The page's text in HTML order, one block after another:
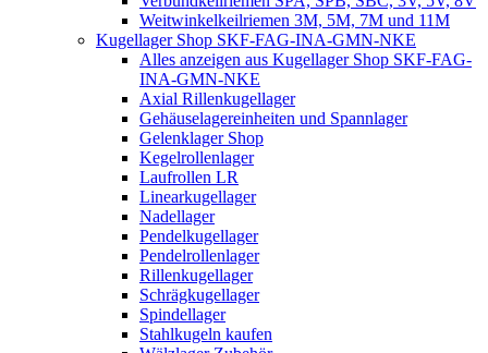
Weitwinkelkeilriemen 3M, 5M, 7M und 11M
Kugellager Shop SKF-FAG-INA-GMN-NKE
Alles anzeigen aus Kugellager Shop SKF-FAG-
INA-GMN-NKE
Axial Rillenkugellager
Gehäuselagereinheiten und Spannlager
Gelenklager Shop
Kegelrollenlager
Laufrollen LR
Linearkugellager
Nadellager
Pendelkugellager
Pendelrollenlager
Rillenkugellager
Schrägkugellager
Spindellager
Stahlkugeln kaufen